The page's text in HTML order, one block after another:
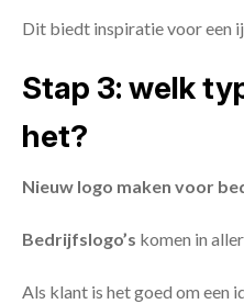
Dit biedt inspiratie voor een
Stap 3: welk
het?
Nieuw logo maken voor
Bedrijfslogo’s komen in
Als klant is het goed om een